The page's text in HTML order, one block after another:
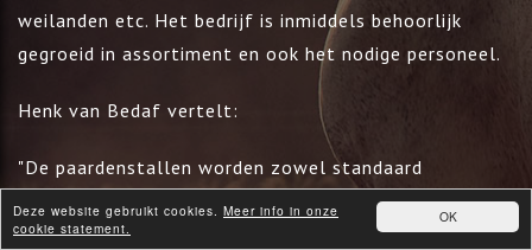
OK
Deze website gebruikt cookies. Meer info in onze
cookie statement.
weilanden etc. Het bedrijf is inmiddels behoorlijk
gegroeid in assortiment en ook het nodige personeel.
Henk van Bedaf vertelt:
"De paardenstallen worden zowel standaard
uitgevoerd als geheel naar wens van de klant
gemaakt. Het is allemaal handwerk we produceren